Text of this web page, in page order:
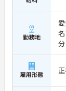
合わせたスケ
・ご自宅から
できることで
をつけて活躍
【サ責未経験
が期待できま
・訪問介護の
経験でも相談可
勤務地
分
雇用形態